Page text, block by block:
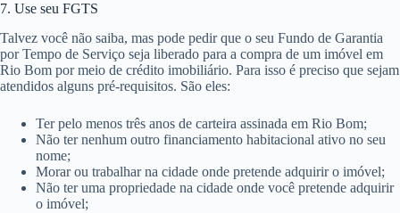
7. Use seu FGTS
Talvez você não saiba, mas pode pedir que o seu Fundo de Garantia
por Tempo de Serviço seja liberado para a compra de um imóvel em
Rio Bom por meio de crédito imobiliário. Para isso é preciso que sejam
atendidos alguns pré-requisitos. São eles:
Ter pelo menos três anos de carteira assinada em Rio Bom;
Não ter nenhum outro financiamento habitacional ativo no seu
nome;
Morar ou trabalhar na cidade onde pretende adquirir o imóvel;
Não ter uma propriedade na cidade onde você pretende adquirir
o imóvel;